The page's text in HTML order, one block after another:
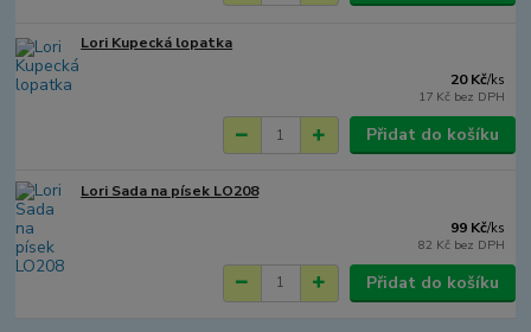
Lori Kupecká lopatka
20 Kč/ks
17 Kč bez DPH
Přidat do košíku
Lori Sada na písek LO208
99 Kč/ks
82 Kč bez DPH
Přidat do košíku